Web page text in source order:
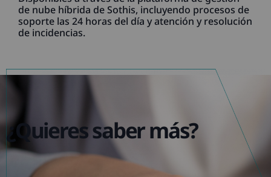
de nube híbrida de Sothis, incluyendo procesos de
soporte las 24 horas del día y atención y resolución
de incidencias.
¿Quieres saber más?